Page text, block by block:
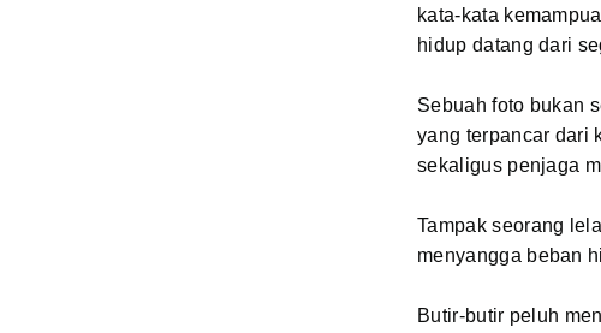
kata-kata
hidup datang dari
Sebuah foto bukan
yang terpancar dari
sekaligus penjaga
Tampak seorang
menyangga beban
Butir-butir peluh